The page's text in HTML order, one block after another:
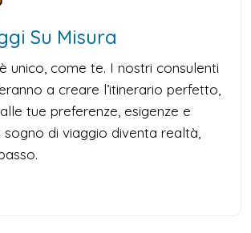
Su Misura
unico, come te. I nostri consulenti
a creare l’itinerario perfetto,
tue preferenze, esigenze e
di viaggio diventa realtà,